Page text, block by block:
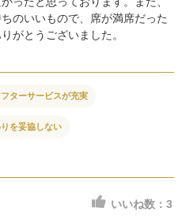
のいいもので、席が満席だった
がとうございました。
ターサービスが充実
を妥協しない
いいね数： 3